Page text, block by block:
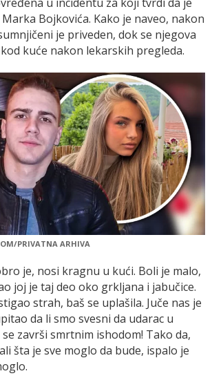
Bojkovića. Kako je naveo, nakon
je priveden, dok se njegova
kuće nakon lekarskih pregleda.
PRIVATNA ARHIVA
je, nosi kragnu u kući. Boli je malo,
joj je taj deo oko grkljana i jabučice.
strah, baš se uplašila. Juče nas je
da li smo svesni da udarac u
završi smrtnim ishodom! Tako da,
šta je sve moglo da bude, ispalo je